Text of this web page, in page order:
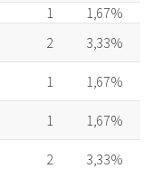
1
1,67%
2
3,33%
1
1,67%
1
1,67%
2
3,33%